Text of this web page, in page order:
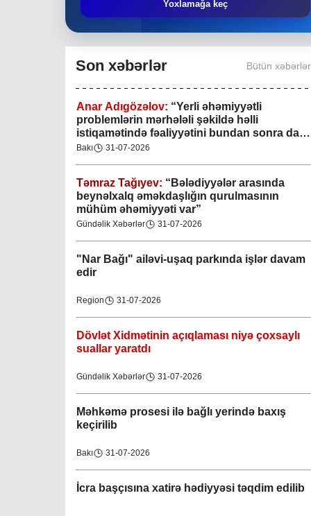
Yoxlamağa keç
Son xəbərlər Bütün xəbərlər
Xan şəhərində xanın əlamətlərini niyə görə
Gündəlik Xəbərlər 04-08-2026
Anar Adıgözəlov: “Yerli əhəmiyyətli
problemlərin mərhələli şəkildə həlli
istiqamətində fəaliyyətini bundan sonra da
davam etdirəcəkdir
Bakı 31-07-2026
Təmraz Tağıyev: “Bələdiyyələr arasında
beynəlxalq əməkdaşlığın qurulmasının
mühüm əhəmiyyəti var”
Gündəlik Xəbərlər 31-07-2026
"Nar Bağı" ailəvi-uşaq parkında işlər davam
edir
Region 31-07-2026
Dövlət Xidmətinin açıqlaması niyə çoxsaylı
suallar yaratdı
Gündəlik Xəbərlər 31-07-2026
Məhkəmə prosesi ilə bağlı yerində baxış
keçirilib
Bakı 31-07-2026
İcra başçısına xatirə hədiyyəsi təqdim edilib